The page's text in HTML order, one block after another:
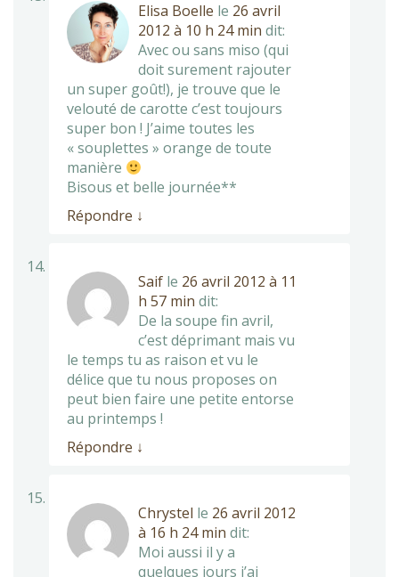
Elisa Boelle le 26 avril
2012 à 10 h 24 min dit:
Avec ou sans miso (qui
doit surement rajouter
un super goût!), je trouve que le
velouté de carotte c’est toujours
super bon ! J’aime toutes les
« souplettes » orange de toute
manière
Bisous et belle journée**
Répondre ↓
Saif le 26 avril 2012 à 11
h 57 min dit:
De la soupe fin avril,
c’est déprimant mais vu
le temps tu as raison et vu le
délice que tu nous proposes on
peut bien faire une petite entorse
au printemps !
Répondre ↓
Chrystel le 26 avril 2012
à 16 h 24 min dit:
Moi aussi il y a
quelques jours j’ai